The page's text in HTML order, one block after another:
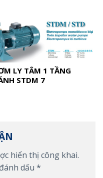
LY TÂM 1 TẦNG
STDM 7
hiển thị công khai.
dấu *